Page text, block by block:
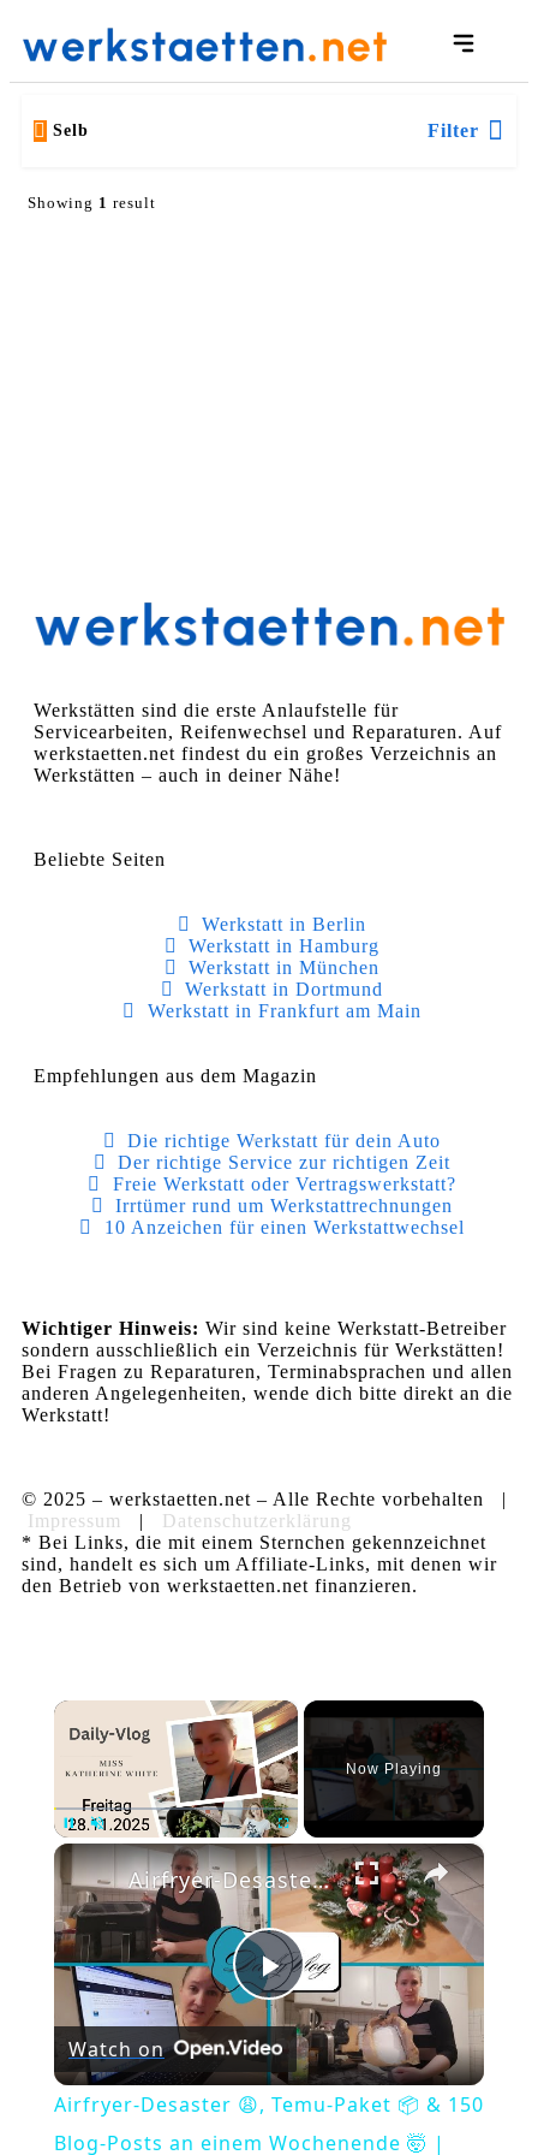
Selb Filter
Showing 1 result
Werkstätten sind die erste Anlaufstelle für
Servicearbeiten, Reifenwechsel und Reparaturen. Auf
werkstaetten.net findest du ein großes Verzeichnis an
Werkstätten – auch in deiner Nähe!
Beliebte Seiten
Werkstatt in Berlin
Werkstatt in Hamburg
Werkstatt in München
Werkstatt in Dortmund
Werkstatt in Frankfurt am Main
Empfehlungen aus dem Magazin
Die richtige Werkstatt für dein Auto
Der richtige Service zur richtigen Zeit
Freie Werkstatt oder Vertragswerkstatt?
Irrtümer rund um Werkstattrechnungen
10 Anzeichen für einen Werkstattwechsel
Wichtiger Hinweis: Wir sind keine Werkstatt-Betreiber
sondern ausschließlich ein Verzeichnis für Werkstätten!
Bei Fragen zu Reparaturen, Terminabsprachen und allen
anderen Angelegenheiten, wende dich bitte direkt an die
Werkstatt!
© 2025 – werkstaetten.net – Alle Rechte vorbehalten |
Impressum
| Datenschutzerklärung
* Bei Links, die mit einem Sternchen gekennzeichnet
sind, handelt es sich um Affiliate-Links, mit denen wir
den Betrieb von werkstaetten.net finanzieren.
×
Unmute Fullscreen
Now Playing
×
Play
Video
Airfryer-Desaster 😩, Temu-Paket 📦 & 150 Blog-Posts an einem Wochenende 🤯 | Daily Vlog
Watch on
Airfryer-Desaster 😩, Temu-Paket 📦 & 150
Blog-Posts an einem Wochenende 🤯 |